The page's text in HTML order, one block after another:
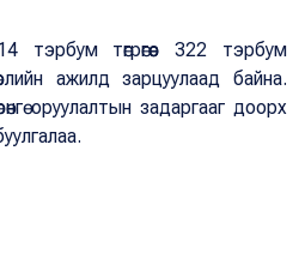
тэрбум төгрөгөөс 322 тэрбум
ажилд зарцуулаад байна.
оруулалтын задаргааг доорх